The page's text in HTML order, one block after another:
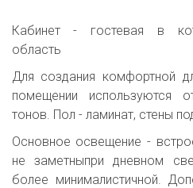
Кабинет - гостевая в
область
Для создания комфортной
помещении используются
тонов. Пол - ламинат, стены
Основное освещение -
не заметныпри дневном
более минималистичной.